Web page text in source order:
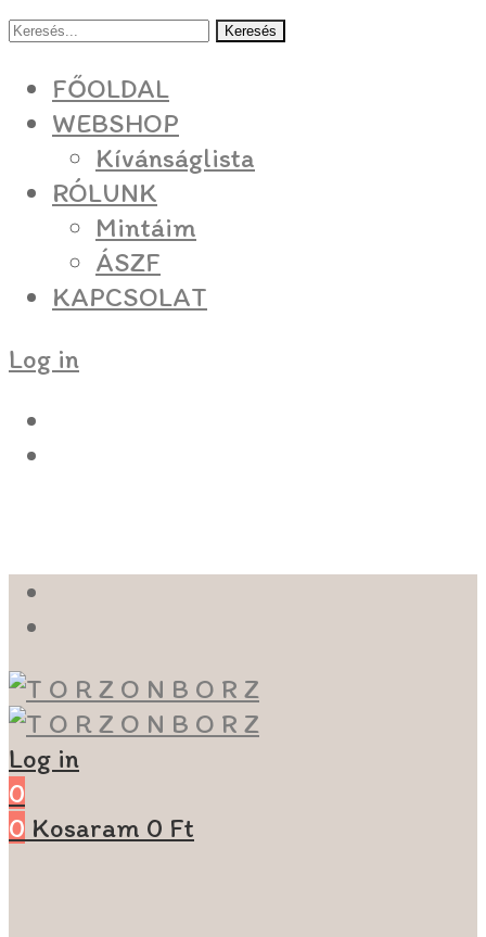
Keresés
FŐOLDAL
WEBSHOP
Kívánságlista
RÓLUNK
Mintáim
ÁSZF
KAPCSOLAT
Log in
Log in
0
0 Kosaram 0 Ft